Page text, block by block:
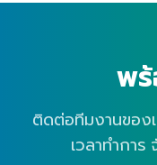
พร้
ติดต่อทีมงานของเ
เวลาทำกา